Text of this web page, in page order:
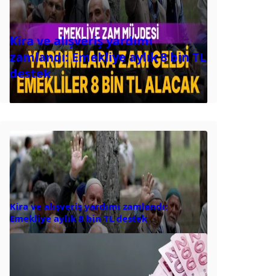
Kira ve alışveriş yardımı
zamlandı: Emekliye aylık 8 bin TL
destek
Kira ve alışveriş yardımı zamlandı:
Emekliye aylık 8 bin TL destek